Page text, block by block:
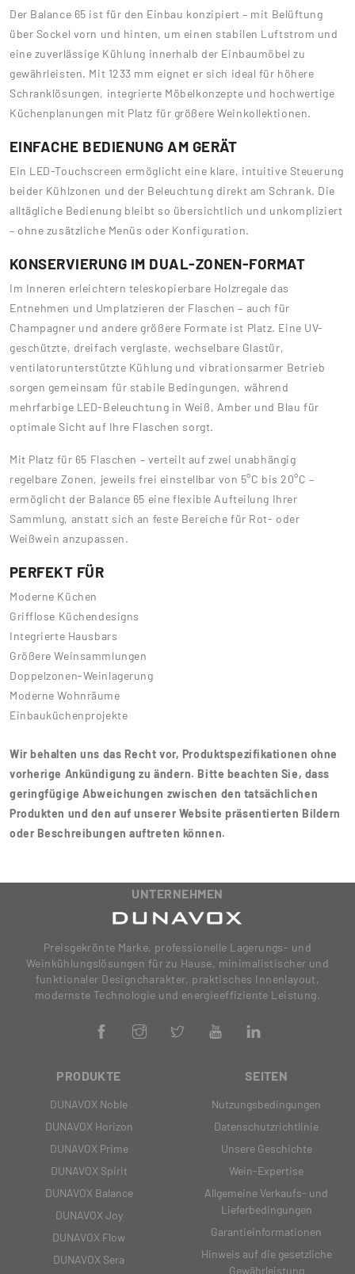
Der Balance 65 ist für den Einbau konzipiert – mit Belüftung
über Sockel vorn und hinten, um einen stabilen Luftstrom und
eine zuverlässige Kühlung innerhalb der Einbaumöbel zu
gewährleisten. Mit 1233 mm eignet er sich ideal für höhere
Schranklösungen, integrierte Möbelkonzepte und hochwertige
Küchenplanungen mit Platz für größere Weinkollektionen.
EINFACHE BEDIENUNG AM GERÄT
Ein LED-Touchscreen ermöglicht eine klare, intuitive Steuerung
beider Kühlzonen und der Beleuchtung direkt am Schrank. Die
alltägliche Bedienung bleibt so übersichtlich und unkompliziert
– ohne zusätzliche Menüs oder Konfiguration.
KONSERVIERUNG IM DUAL-ZONEN-FORMAT
Im Inneren erleichtern teleskopierbare Holzregale das
Entnehmen und Umplatzieren der Flaschen – auch für
Champagner und andere größere Formate ist Platz. Eine UV-
geschützte, dreifach verglaste, wechselbare Glastür,
ventilatorunterstützte Kühlung und vibrationsarmer Betrieb
sorgen gemeinsam für stabile Bedingungen, während
mehrfarbige LED-Beleuchtung in Weiß, Amber und Blau für
optimale Sicht auf Ihre Flaschen sorgt.
Mit Platz für 65 Flaschen – verteilt auf zwei unabhängig
regelbare Zonen, jeweils frei einstellbar von 5°C bis 20°C –
ermöglicht der Balance 65 eine flexible Aufteilung Ihrer
Sammlung, anstatt sich an feste Bereiche für Rot- oder
Weißwein anzupassen.
PERFEKT FÜR
Moderne Küchen
Grifflose Küchendesigns
Integrierte Hausbars
Größere Weinsammlungen
Doppelzonen-Weinlagerung
Moderne Wohnräume
Einbauküchenprojekte
Wir behalten uns das Recht vor, Produktspezifikationen ohne
vorherige Ankündigung zu ändern. Bitte beachten Sie, dass
geringfügige Abweichungen zwischen den tatsächlichen
Produkten und den auf unserer Website präsentierten Bildern
oder Beschreibungen auftreten können.
UNTERNEHMEN
Preisgekrönte Marke, professionelle Lagerungs- und
Weinkühlungslösungen für zu Hause, minimalistischer und
funktionaler Designcharakter, praktisches Innenlayout,
modernste Technologie und energieeffiziente Leistung.
PRODUKTE
DUNAVOX Noble
DUNAVOX Horizon
DUNAVOX Prime
DUNAVOX Spirit
DUNAVOX Balance
DUNAVOX Joy
DUNAVOX Flow
DUNAVOX Sera
SEITEN
Nutzungsbedingungen
Datenschutzrichtlinie
Unsere Geschichte
Wein-Expertise
Allgemeine Verkaufs- und
Lieferbedingungen
Garantieinformationen
Hinweis auf die gesetzliche
Gewährleistung